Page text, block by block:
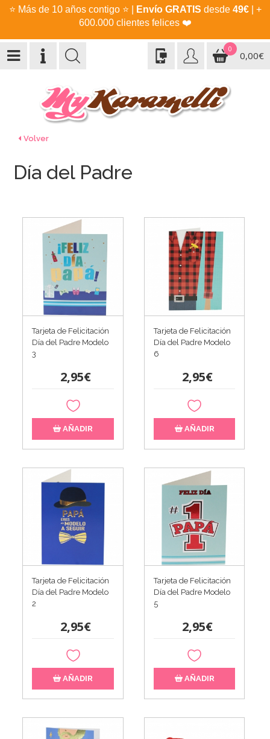
⭐ Más de 10 años contigo ⭐ Envío GRATIS desde 49€| +
600.000 clientes felices ❤️
0
0,00€
Volver
Día del Padre
Tarjeta de Felicitación
Día del Padre Modelo
3
2,95€
AÑADIR
Tarjeta de Felicitación
Día del Padre Modelo
6
2,95€
AÑADIR
Tarjeta de Felicitación
Día del Padre Modelo
2
2,95€
AÑADIR
Tarjeta de Felicitación
Día del Padre Modelo
5
2,95€
AÑADIR